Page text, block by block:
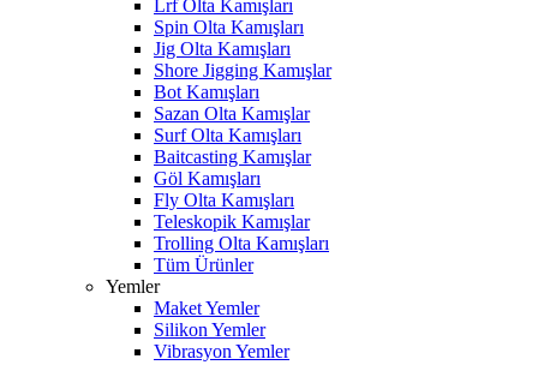
Lrf Olta Kamışları
Spin Olta Kamışları
Jig Olta Kamışları
Shore Jigging Kamışlar
Bot Kamışları
Sazan Olta Kamışlar
Surf Olta Kamışları
Baitcasting Kamışlar
Göl Kamışları
Fly Olta Kamışları
Teleskopik Kamışlar
Trolling Olta Kamışları
Tüm Ürünler
Yemler
Maket Yemler
Silikon Yemler
Vibrasyon Yemler